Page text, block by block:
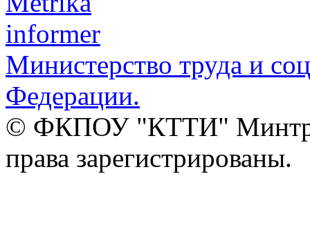
Министерство труда и
Федерации.
© ФКПОУ "КТТИ"
права зарегистрированы.